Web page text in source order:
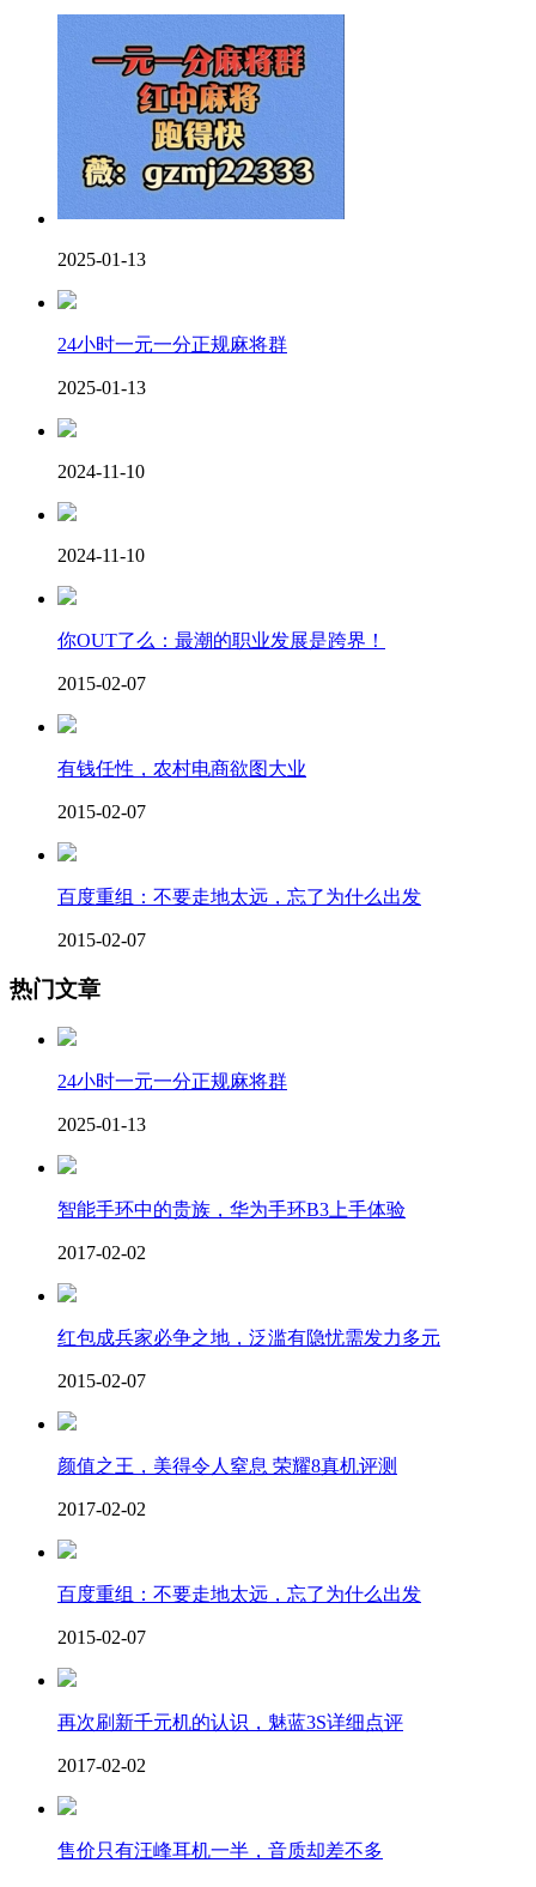
2025-01-13
24小时一元一分正规麻将群
2025-01-13
2024-11-10
2024-11-10
你OUT了么：最潮的职业发展是跨界！
2015-02-07
有钱任性，农村电商欲图大业
2015-02-07
百度重组：不要走地太远，忘了为什么出发
2015-02-07
热门文章
24小时一元一分正规麻将群
2025-01-13
智能手环中的贵族，华为手环B3上手体验
2017-02-02
红包成兵家必争之地，泛滥有隐忧需发力多元
2015-02-07
颜值之王，美得令人窒息 荣耀8真机评测
2017-02-02
百度重组：不要走地太远，忘了为什么出发
2015-02-07
再次刷新千元机的认识，魅蓝3S详细点评
2017-02-02
售价只有汪峰耳机一半，音质却差不多